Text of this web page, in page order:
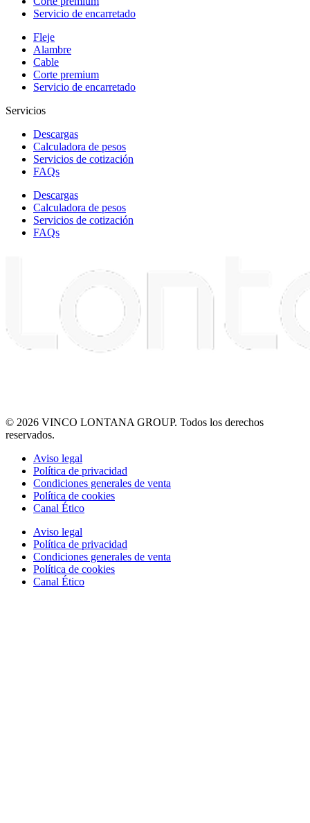
Servicio de encarretado
Fleje
Alambre
Cable
Corte premium
Servicio de encarretado
Servicios
Descargas
Calculadora de pesos
Servicios de cotización
FAQs
Descargas
Calculadora de pesos
Servicios de cotización
FAQs
© 2026 VINCO LONTANA GROUP. Todos los derechos
reservados.
Aviso legal
Política de privacidad
Condiciones generales de venta
Política de cookies
Canal Ético
Aviso legal
Política de privacidad
Condiciones generales de venta
Política de cookies
Canal Ético